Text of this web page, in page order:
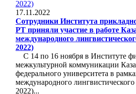
17.11.2022
Сотрудники Института
РТ приняли участие в работе
международного
2022)
С 14 по 16 ноября в Институте
межкультурной коммуникации
федерального университета в
международного
2022)...